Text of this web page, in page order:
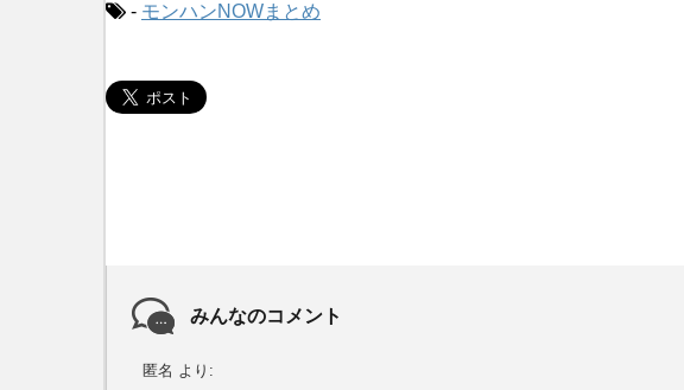
- モンハンNOWまとめ
みんなのコメント
匿名 より: